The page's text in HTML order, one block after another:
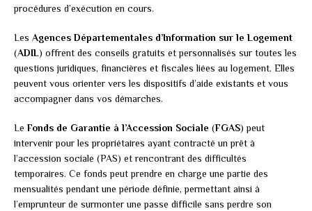
procédures d’exécution en cours.
Les Agences Départementales d’Information sur le Logement
(ADIL) offrent des conseils gratuits et personnalisés sur toutes les
questions juridiques, financières et fiscales liées au logement. Elles
peuvent vous orienter vers les dispositifs d’aide existants et vous
accompagner dans vos démarches.
Le Fonds de Garantie à l’Accession Sociale (FGAS) peut
intervenir pour les propriétaires ayant contracté un prêt à
l’accession sociale (PAS) et rencontrant des difficultés
temporaires. Ce fonds peut prendre en charge une partie des
mensualités pendant une période définie, permettant ainsi à
l’emprunteur de surmonter une passe difficile sans perdre son